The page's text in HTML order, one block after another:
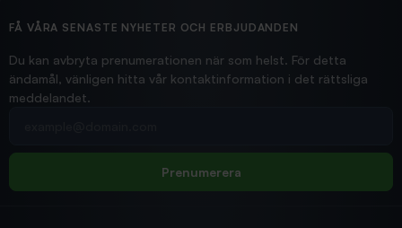
Hittade exakt vad jag behövde. Snabb och bra...
FÅ VÅRA SENASTE NYHETER OCH ERBJUDANDEN
Du kan avbryta prenumerationen när som helst. För detta
ändamål, vänligen hitta vår kontaktinformation i det rättsliga
meddelandet.
Prenumerera